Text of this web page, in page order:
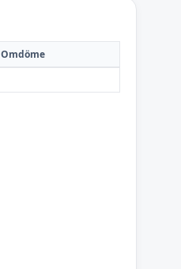
Omdöme